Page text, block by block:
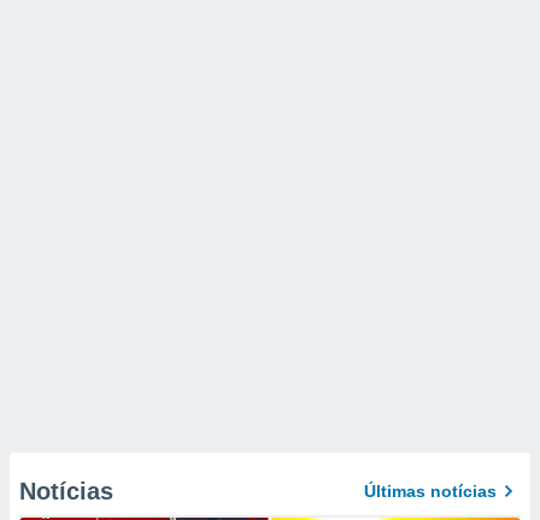
Notícias Últimas notícias